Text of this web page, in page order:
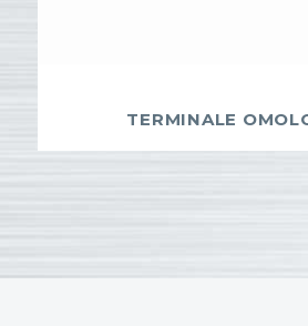
TERMINALE